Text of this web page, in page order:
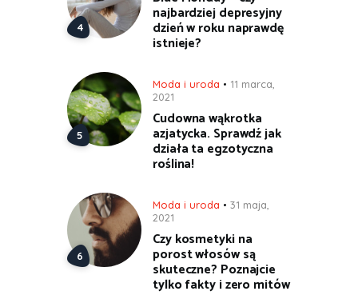
najbardziej depresyjny
dzień w roku naprawdę
istnieje?
Moda i uroda
11 marca,
2021
Cudowna wąkrotka
azjatycka. Sprawdź jak
działa ta egzotyczna
roślina!
Moda i uroda
31 maja,
2021
Czy kosmetyki na
porost włosów są
skuteczne? Poznajcie
tylko fakty i zero mitów